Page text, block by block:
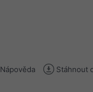
Nápověda Stáhnout